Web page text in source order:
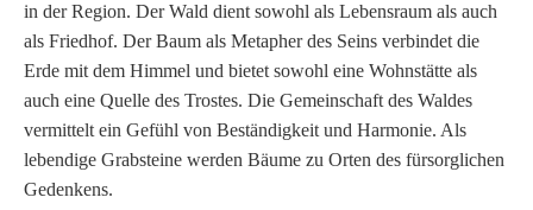
in der Region. Der Wald dient sowohl als Lebensraum als auch
als Friedhof. Der Baum als Metapher des Seins verbindet die
Erde mit dem Himmel und bietet sowohl eine Wohnstätte als
auch eine Quelle des Trostes. Die Gemeinschaft des Waldes
vermittelt ein Gefühl von Beständigkeit und Harmonie. Als
lebendige Grabsteine werden Bäume zu Orten des fürsorglichen
Gedenkens.